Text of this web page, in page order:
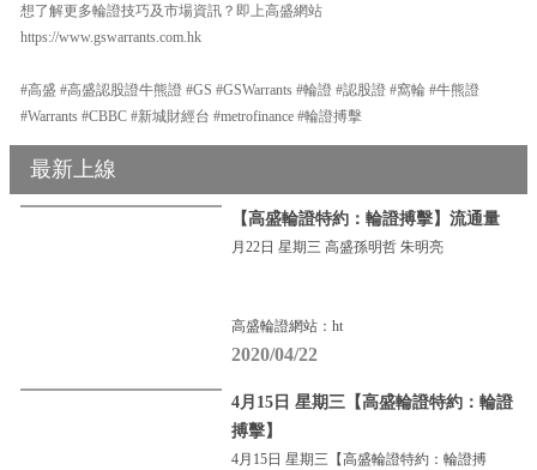
想了解更多輪證技巧及市場資訊？即上高盛網站
https://www.gswarrants.com.hk
#高盛 #高盛認股證牛熊證 #GS #GSWarrants #輪證 #認股證 #窩輪 #牛熊證
#Warrants #CBBC #新城財經台 #metrofinance #輪證搏擊
最新上線
【高盛輪證特約：輪證搏擊】流通量
月22日 星期三 高盛孫明哲 朱明亮
高盛輪證網站：ht
2020/04/22
4月15日 星期三【高盛輪證特約：輪證
搏擊】
4月15日 星期三【高盛輪證特約：輪證搏